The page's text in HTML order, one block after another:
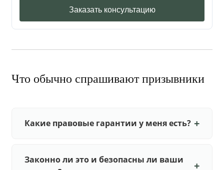
Заказать консультацию
Что обычно спрашивают призывники
Какие правовые гарантии у меня есть?
Законно ли это и безопасны ли ваши